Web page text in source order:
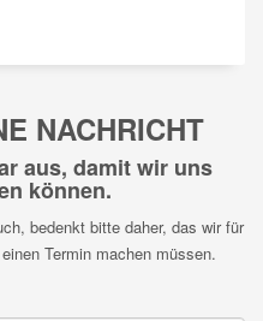
NACHRICHT
aus, damit wir uns
können.
bedenkt bitte daher, das wir für
Termin machen müssen.